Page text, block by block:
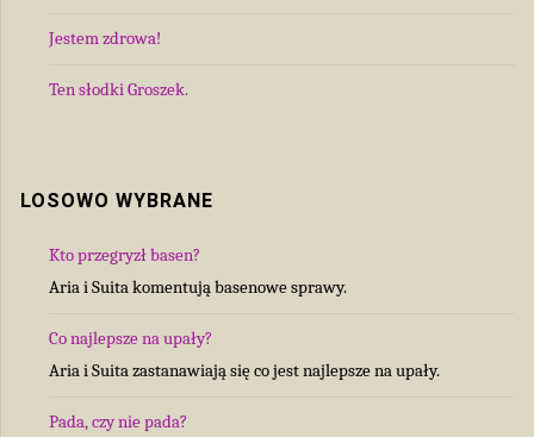
Jestem zdrowa!
Ten słodki Groszek.
LOSOWO WYBRANE
Kto przegryzł basen?
Aria i Suita komentują basenowe sprawy.
Co najlepsze na upały?
Aria i Suita zastanawiają się co jest najlepsze na upały.
Pada, czy nie pada?